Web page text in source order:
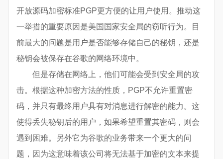
开放源码加密标准PGP更方便的让用户使用。推动这
一举措的重要原因是美国国家安全局的窃听行为。目
前最大的问题是用户是否能够存储自己的秘钥，还是
秘钥会被保存在谷歌的网络环境中。
但是存储在网络上，他们可能会受到安全局的攻
击。根据这种加密方法的性质，PGP不允许重置密
码，并只有最终用户具有对消息进行解密的能力。这
使得丢失秘钥后的用户，如果希望重置其密码，则会
遇到困难。另外它为谷歌的业务带来一个更大的问
题，因为这意味着该公司将无法基于加密的文本来提